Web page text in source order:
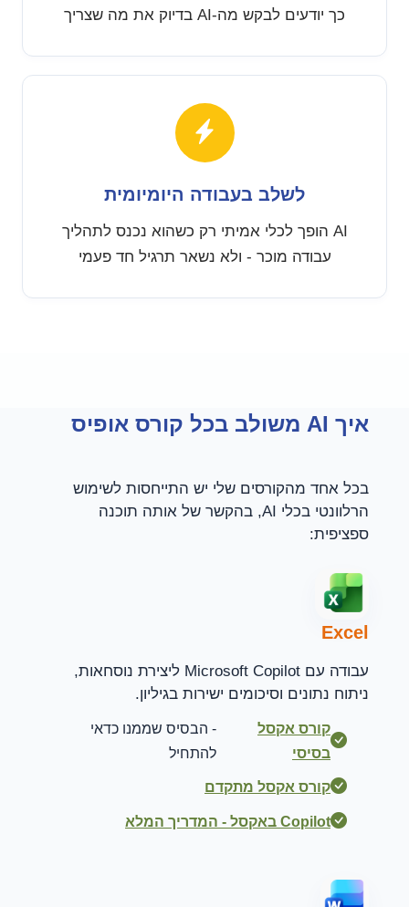
כך יודעים לבקש מה-AI בדיוק את מה שצריך
לשלב בעבודה היומיומית
AI הופך לכלי אמיתי רק כשהוא נכנס לתהליך
עבודה מוכר - ולא נשאר תרגיל חד פעמי
איך AI משולב בכל קורס אופיס
בכל אחד מהקורסים שלי יש התייחסות לשימוש
הרלוונטי בכלי AI, בהקשר של אותה תוכנה
ספציפית:
Excel
עבודה עם Microsoft Copilot ליצירת נוסחאות,
ניתוח נתונים וסיכומים ישירות בגיליון.
קורס אקסל
בסיסי
- הבסיס שממנו כדאי
להתחיל
קורס אקסל מתקדם
Copilot באקסל - המדריך המלא